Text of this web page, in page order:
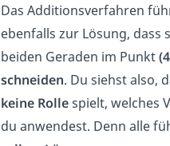
Das Additionsverfahren
ebenfalls zur Lösung, dass
beiden Geraden im Punkt
schneiden. Du siehst also,
keine Rollespielt, welches
du anwendest. Denn alle